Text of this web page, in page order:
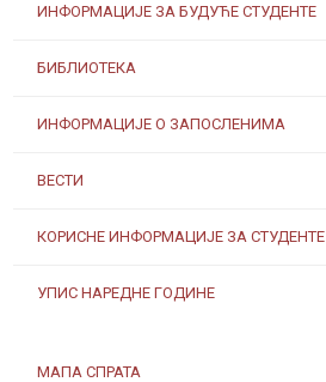
ИНФОРМАЦИЈЕ ЗА БУДУЋЕ СТУДЕНТЕ
БИБЛИОТЕКА
ИНФОРМАЦИЈЕ О ЗАПОСЛЕНИМА
ВЕСТИ
КОРИСНЕ ИНФОРМАЦИЈЕ ЗА СТУДЕНТЕ
УПИС НАРЕДНЕ ГОДИНЕ
МАПА СПРАТА